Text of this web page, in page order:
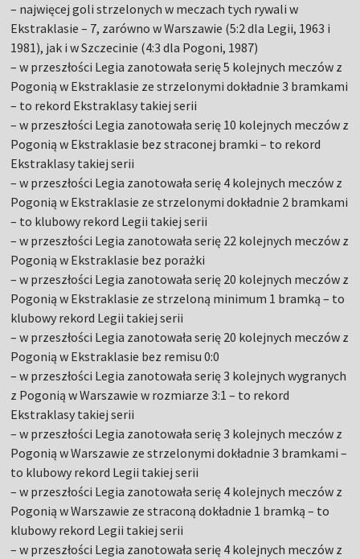
– najwięcej goli strzelonych w meczach tych rywali w
Ekstraklasie – 7, zarówno w Warszawie (5:2 dla Legii, 1963 i
1981), jak i w Szczecinie (4:3 dla Pogoni, 1987)
– w przeszłości Legia zanotowała serię 5 kolejnych meczów z
Pogonią w Ekstraklasie ze strzelonymi dokładnie 3 bramkami
– to rekord Ekstraklasy takiej serii
– w przeszłości Legia zanotowała serię 10 kolejnych meczów z
Pogonią w Ekstraklasie bez straconej bramki – to rekord
Ekstraklasy takiej serii
– w przeszłości Legia zanotowała serię 4 kolejnych meczów z
Pogonią w Ekstraklasie ze strzelonymi dokładnie 2 bramkami
– to klubowy rekord Legii takiej serii
– w przeszłości Legia zanotowała serię 22 kolejnych meczów z
Pogonią w Ekstraklasie bez porażki
– w przeszłości Legia zanotowała serię 20 kolejnych meczów z
Pogonią w Ekstraklasie ze strzeloną minimum 1 bramką – to
klubowy rekord Legii takiej serii
– w przeszłości Legia zanotowała serię 20 kolejnych meczów z
Pogonią w Ekstraklasie bez remisu 0:0
– w przeszłości Legia zanotowała serię 3 kolejnych wygranych
z Pogonią w Warszawie w rozmiarze 3:1 – to rekord
Ekstraklasy takiej serii
– w przeszłości Legia zanotowała serię 3 kolejnych meczów z
Pogonią w Warszawie ze strzelonymi dokładnie 3 bramkami –
to klubowy rekord Legii takiej serii
– w przeszłości Legia zanotowała serię 4 kolejnych meczów z
Pogonią w Warszawie ze straconą dokładnie 1 bramką – to
klubowy rekord Legii takiej serii
– w przeszłości Legia zanotowała serię 4 kolejnych meczów z